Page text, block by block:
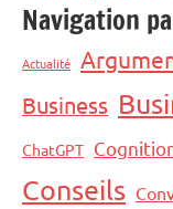
Navigation
Actualité
Business
ChatGPT
Conseils